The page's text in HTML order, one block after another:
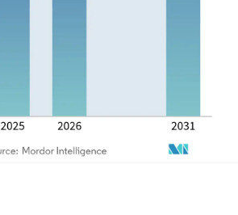
画像 © Mordor Intelligence。再